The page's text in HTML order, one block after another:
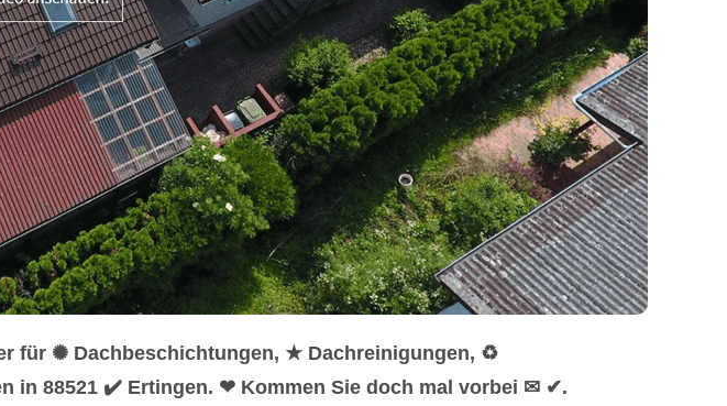
für ✺ Dachbeschichtungen, ★ Dachreinigungen, ♻
in 88521 ✔️ Ertingen. ❤ Kommen Sie doch mal vorbei ✉ ✔.